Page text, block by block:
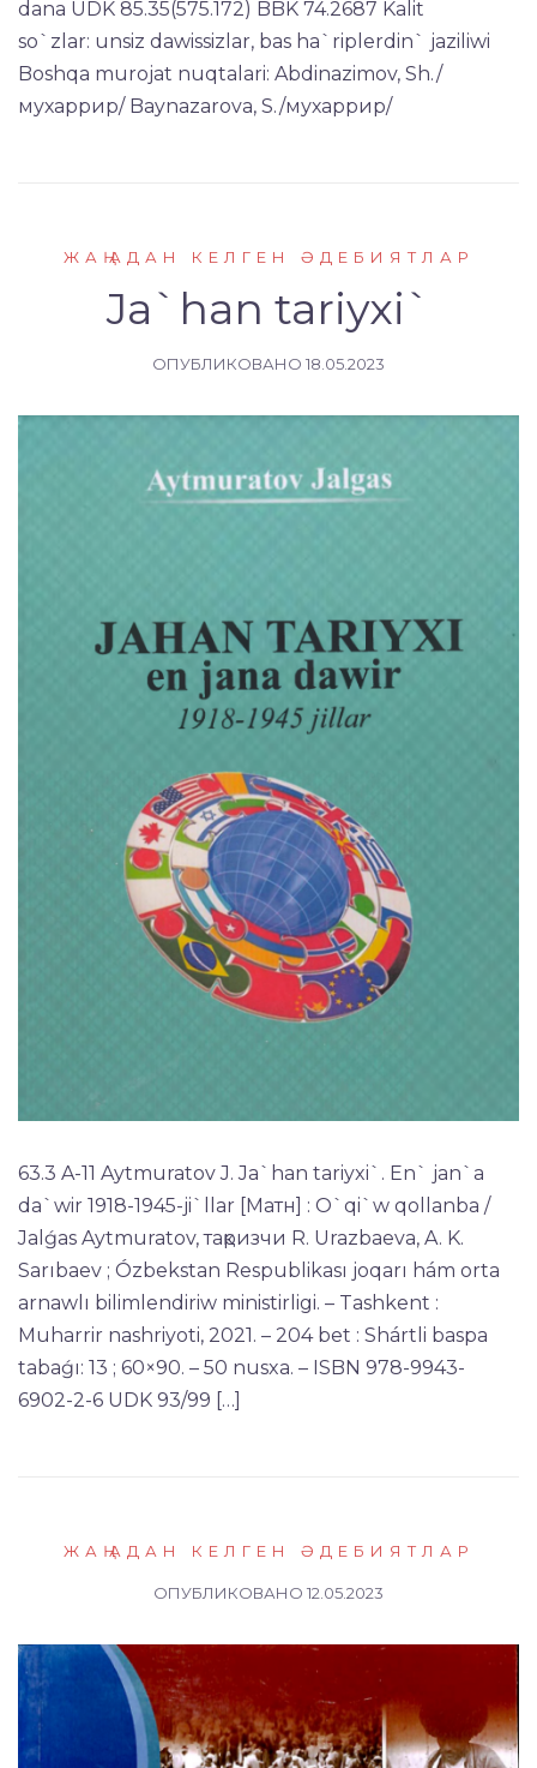
dana UDK 85.35(575.172) BBK 74.2687 Kalit
so`zlar: unsiz dawissizlar, bas ha`riplerdin` jaziliwi
Boshqa murojat nuqtalari: Abdinazimov, Sh./
мухаррир/ Baynazarova, S./мухаррир/
ЖАҢАДАН КЕЛГЕН ӘДЕБИЯТЛАР
Ja`han tariyxi`
ОПУБЛИКОВАНО 18.05.2023
63.3 A-11 Aytmuratov J. Ja`han tariyxi`. En` jan`a
da`wir 1918-1945-ji`llar [Матн] : O`qi`w qollanba /
Jalǵas Aytmuratov, тақризчи R. Urazbaeva, A. K.
Sarıbaev ; Ózbekstan Respublikası joqarı hám orta
arnawlı bilimlendiriw ministirligi. – Tashkent :
Muharrir nashriyoti, 2021. – 204 bet : Shártli baspa
tabaǵı: 13 ; 60×90. – 50 nusxa. – ISBN 978-9943-
6902-2-6 UDK 93/99 […]
ЖАҢАДАН КЕЛГЕН ӘДЕБИЯТЛАР
ОПУБЛИКОВАНО 12.05.2023